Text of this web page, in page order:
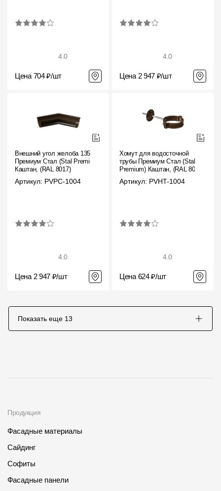
4.0
Цена 704 ₽/шт
4.0
Цена 2 947 ₽/шт
Внешний угол желоба 135˚
Премиум Стал (Stal Premium)
Каштан, (RAL 8017)
Артикул: PVPC-1004
4.0
Цена 2 947 ₽/шт
Хомут для водосточной
трубы Премиум Стал (Stal
Premium) Каштан, (RAL 8017)
Артикул: PVHT-1004
4.0
Цена 624 ₽/шт
Показать еще 13
Продукция
Фасадные материалы
Сайдинг
Софиты
Фасадные панели